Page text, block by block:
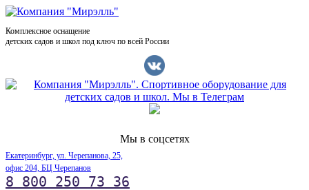
Комплексное оснащение
детских садов и школ под ключ по всей России
Мы в соцсетях
Екатеринбург, ул. Черепанова, 25,
офис 204, БЦ Черепанов
8 800 250 73 36